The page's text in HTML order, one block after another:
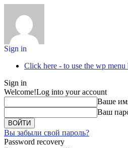
Sign in
Click here - to use the wp menu
Sign in
Welcome!Log into your account
Ваше
Ваш
Вы забыли свой пароль?
Password recovery